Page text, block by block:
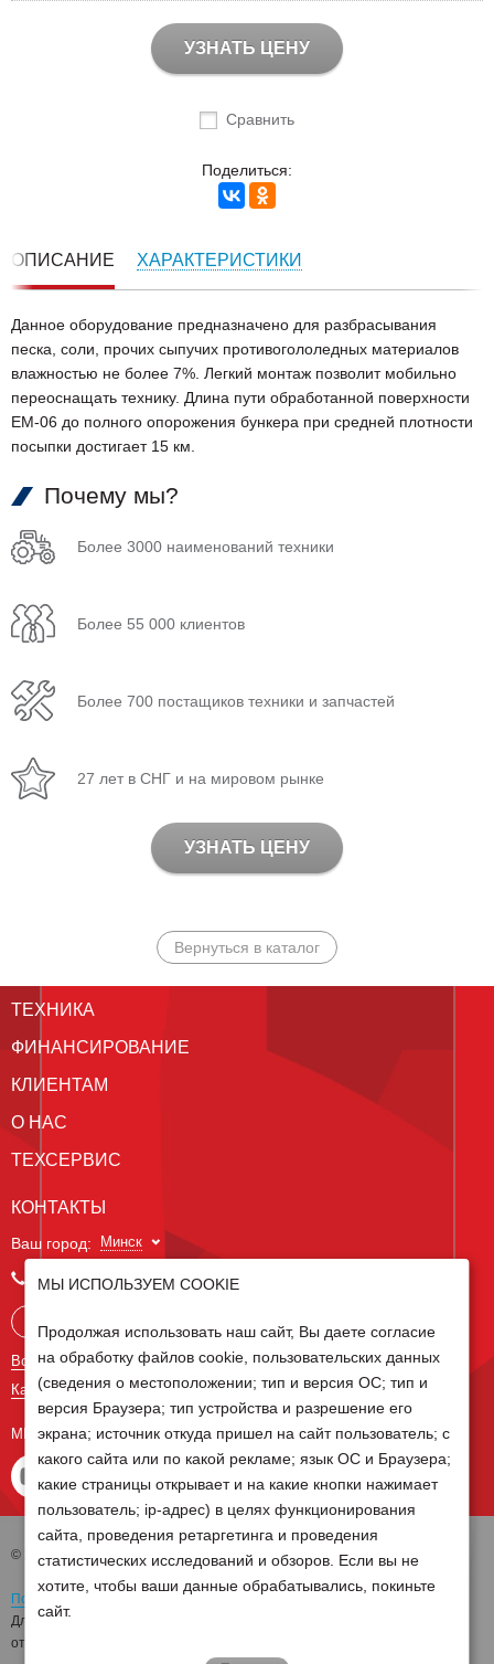
УЗНАТЬ ЦЕНУ
Сравнить
Поделиться:
ОПИСАНИЕ ХАРАКТЕРИСТИКИ
Данное оборудование предназначено для разбрасывания
песка, соли, прочих сыпучих противогололедных материалов
влажностью не более 7%. Легкий монтаж позволит мобильно
переоснащать технику. Длина пути обработанной поверхности
ЕМ-06 до полного опорожения бункера при средней плотности
посыпки достигает 15 км.
Почему мы?
Более 3000 наименований техники
Более 55 000 клиентов
Более 700 постащиков техники и запчастей
27 лет в СНГ и на мировом рынке
УЗНАТЬ ЦЕНУ
Вернуться в каталог
ТЕХНИКА
ФИНАНСИРОВАНИЕ
КЛИЕНТАМ
О НАС
ТЕХСЕРВИС
КОНТАКТЫ
Ваш город: Минск
+375 29 238 97 34
Все контакты
Карта сайта
МЫ В СОЦ СЕТЯХ
© 2026 Группа компаний Белагро
Политика обработки персональных данных
Для отзыва согласия на обработку персональных данных необходимо
отправить письмо на электронную почту
МЫ ИСПОЛЬЗУЕМ COOKIE
Продолжая использовать наш сайт, Вы даете согласие
на обработку файлов cookie, пользовательских данных
(сведения о местоположении; тип и версия ОС; тип и
версия Браузера; тип устройства и разрешение его
экрана; источник откуда пришел на сайт пользователь; с
какого сайта или по какой рекламе; язык ОС и Браузера;
какие страницы открывает и на какие кнопки нажимает
пользователь; ip-адрес) в целях функционирования
сайта, проведения ретаргетинга и проведения
статистических исследований и обзоров. Если вы не
хотите, чтобы ваши данные обрабатывались, покиньте
сайт.